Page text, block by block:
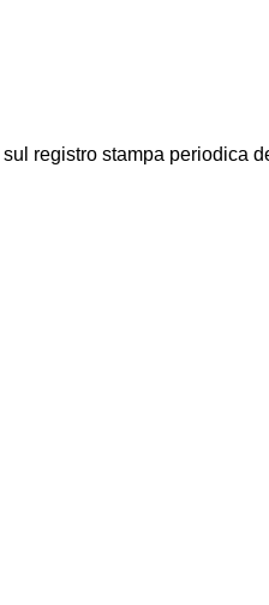
sul registro stampa periodica